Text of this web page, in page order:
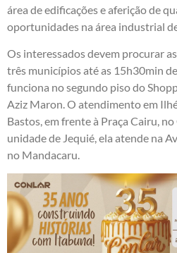
área de edificações e aferição de
oportunidades na área industrial
Os interessados devem procurar
três municípios até as 15h30min
funciona no segundo piso do
Aziz Maron. O atendimento em
Bastos, em frente à Praça Cairu,
unidade de Jequié, ela atende na
no Mandacaru.